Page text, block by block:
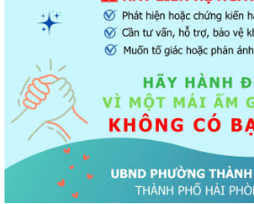
Tăng cường các giải pháp đấu tranh, ngăn
phạm quyền sở hữu trí tuệ trên...
Ủy ban nhân dân phường Thành Đông
hoạt động kinh doanh tại Chợ tạm Chi...
Đảng ủy phường Thành Đông đẩy mạnh
quyết số 27-NQ/TW về xây dựng và...
Phường Thành Đông tăng cương phân loại
nguồn: Hành động nhỏ, ý nghĩa...